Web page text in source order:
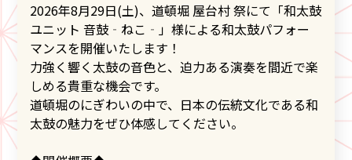
2026年8月29日(土)、道頓堀 屋台村 祭にて「和太鼓
ユニット 音鼓‐ねこ‐」様による和太鼓パフォー
マンスを開催いたします！
力強く響く太鼓の音色と、迫力ある演奏を間近で楽
しめる貴重な機会です。
道頓堀のにぎわいの中で、日本の伝統文化である和
太鼓の魅力をぜひ体感してください。